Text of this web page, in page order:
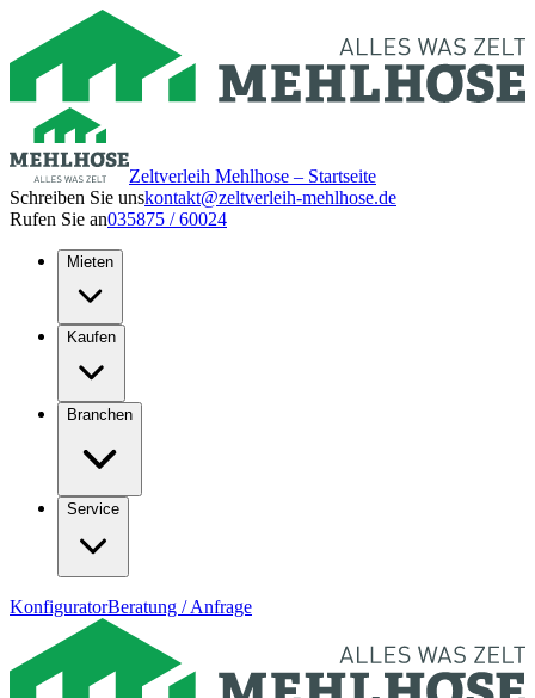
Zeltverleih Mehlhose – Startseite
Schreiben Sie unskontakt@zeltverleih-mehlhose.de
Rufen Sie an035875 / 60024
Mieten
Kaufen
Branchen
Service
KonfiguratorBeratung / Anfrage